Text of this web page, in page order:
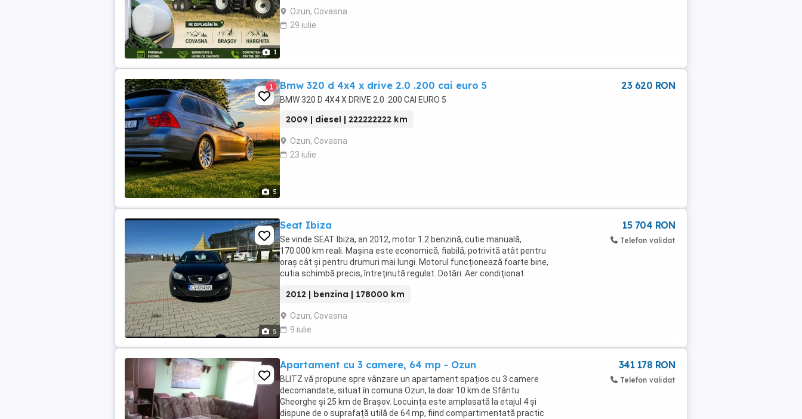
1
Seriozitate și ...
Ozun, Covasna
29 iulie
5
1 Bmw 320 d 4x4 x drive 2.0 .200 cai euro 5
BMW 320 D 4X4 X DRIVE 2.0 .200 CAI EURO 5
2009 | diesel | 222222222 km
Ozun, Covasna
23 iulie
23 620 RON
5
Seat Ibiza
Se vinde SEAT Ibiza, an 2012, motor 1.2 benzină, cutie manuală,
170.000 km reali. Mașina este economică, fiabilă, potrivită atât pentru
oraș cât și pentru drumuri mai lungi. Motorul funcționează foarte bine,
cutia schimbă precis, întreținută regulat. Dotări: Aer condiționat
2012 | benzina | 178000 km
Ozun, Covasna
9 iulie
15 704 RON
Telefon validat
Apartament cu 3 camere, 64 mp - Ozun
BLITZ vă propune spre vânzare un apartament spațios cu 3 camere
decomandate, situat în comuna Ozun, la doar 10 km de Sfântu
Gheorghe și 25 km de Brașov. Locuința este amplasată la etajul 4 și
dispune de o suprafață utilă de 64 mp, fiind compartimentată practic
341 178 RON
Telefon validat